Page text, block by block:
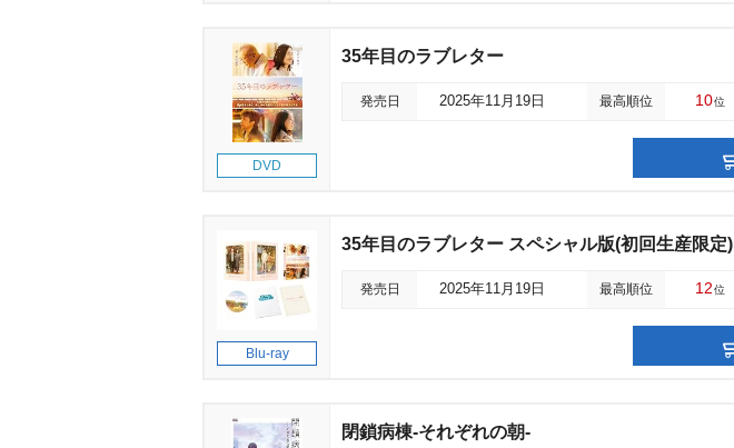
DVD
35年目のラブレター
発売日 2025年11月19日 最高順位 10位
Blu-ray
35年目のラブレター スペシャル版(初回生産限定)
発売日 2025年11月19日 最高順位 12位
閉鎖病棟‐それぞれの朝‐